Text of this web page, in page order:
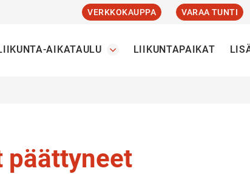
VERKKOKAUPPA VARAA TUNTI
AIKATAULU LIIKUNTAPAIKAT
päättyneet